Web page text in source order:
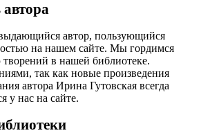
автор, пользующийся
на нашем сайте. Мы гордимся
творений в нашей библиотеке.
так как новые произведения
автора Ирина Гутовская всегда
у нас на сайте.